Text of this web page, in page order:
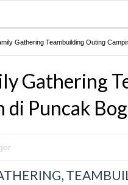
Gathering Teambuilding Outing
Gathering
di Puncak